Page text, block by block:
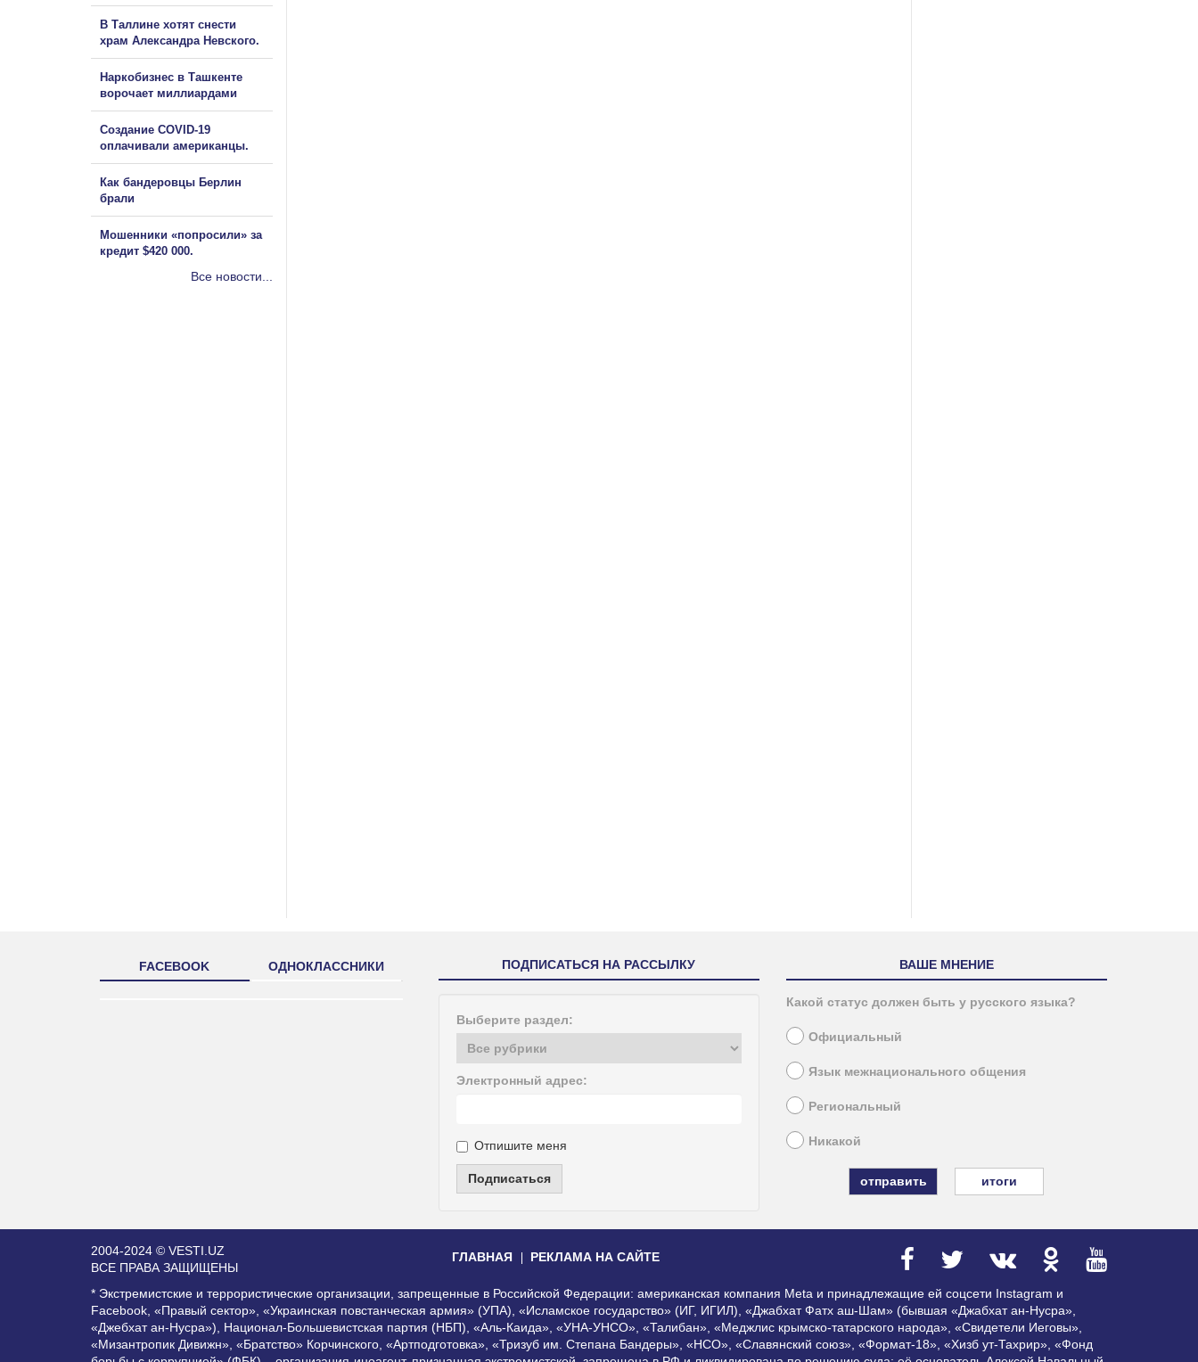
В Таллине хотят снести
храм Александра Невского.
Наркобизнес в Ташкенте
ворочает миллиардами
Создание COVID-19
оплачивали американцы.
Как бандеровцы Берлин
брали
Мошенники «попросили» за
кредит $420 000.
Все новости...
FACEBOOK ОДНОКЛАССНИКИ ПОДПИСАТЬСЯ НА РАССЫЛКУ
Выберите раздел:
Электронный адрес:
Отпишите меня
Подписаться
ВАШЕ МНЕНИЕ
Какой статус должен быть у русского языка?
Официальный
Язык межнационального общения
Региональный
Никакой
итоги
2004-2024 © VESTI.UZ
ВСЕ ПРАВА ЗАЩИЩЕНЫ
ГЛАВНАЯ РЕКЛАМА НА САЙТЕ
* Экстремистские и террористические организации, запрещенные в Российской Федерации: американская компания Meta и принадлежащие ей соцсети Instagram и
Facebook, «Правый сектор», «Украинская повстанческая армия» (УПА), «Исламское государство» (ИГ, ИГИЛ), «Джабхат Фатх аш-Шам» (бывшая «Джабхат ан-Нусра»,
«Джебхат ан-Нусра»), Национал-Большевистская партия (НБП), «Аль-Каида», «УНА-УНСО», «Талибан», «Меджлис крымско-татарского народа», «Свидетели Иеговы»,
«Мизантропик Дивижн», «Братство» Корчинского, «Артподготовка», «Тризуб им. Степана Бандеры», «НСО», «Славянский союз», «Формат-18», «Хизб ут-Тахрир», «Фонд